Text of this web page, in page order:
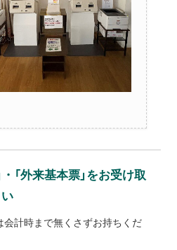
・「外来基本票」をお受け取
会計時まで無くさずお持ちくだ